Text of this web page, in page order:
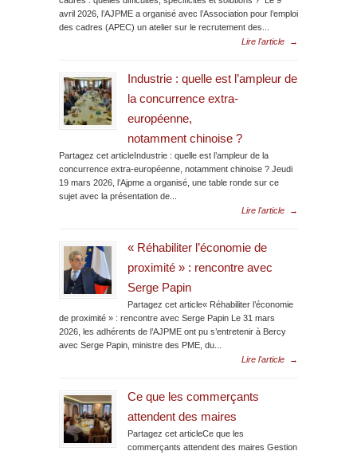
avril 2026, l’AJPME a organisé avec l’Association pour l’emploi
des cadres (APEC) un atelier sur le recrutement des...
Lire l'article
→
Industrie : quelle est l’ampleur de
la concurrence extra-
européenne,
notamment chinoise ?
Partagez cet articleIndustrie : quelle est l’ampleur de la
concurrence extra-européenne, notamment chinoise ? Jeudi
19 mars 2026, l’Ajpme a organisé, une table ronde sur ce
sujet avec la présentation de...
Lire l'article
→
« Réhabiliter l’économie de
proximité » : rencontre avec
Serge Papin
Partagez cet article« Réhabiliter l’économie
de proximité » : rencontre avec Serge Papin Le 31 mars
2026, les adhérents de l’AJPME ont pu s’entretenir à Bercy
avec Serge Papin, ministre des PME, du...
Lire l'article
→
Ce que les commerçants
attendent des maires
Partagez cet articleCe que les
commerçants attendent des maires Gestion